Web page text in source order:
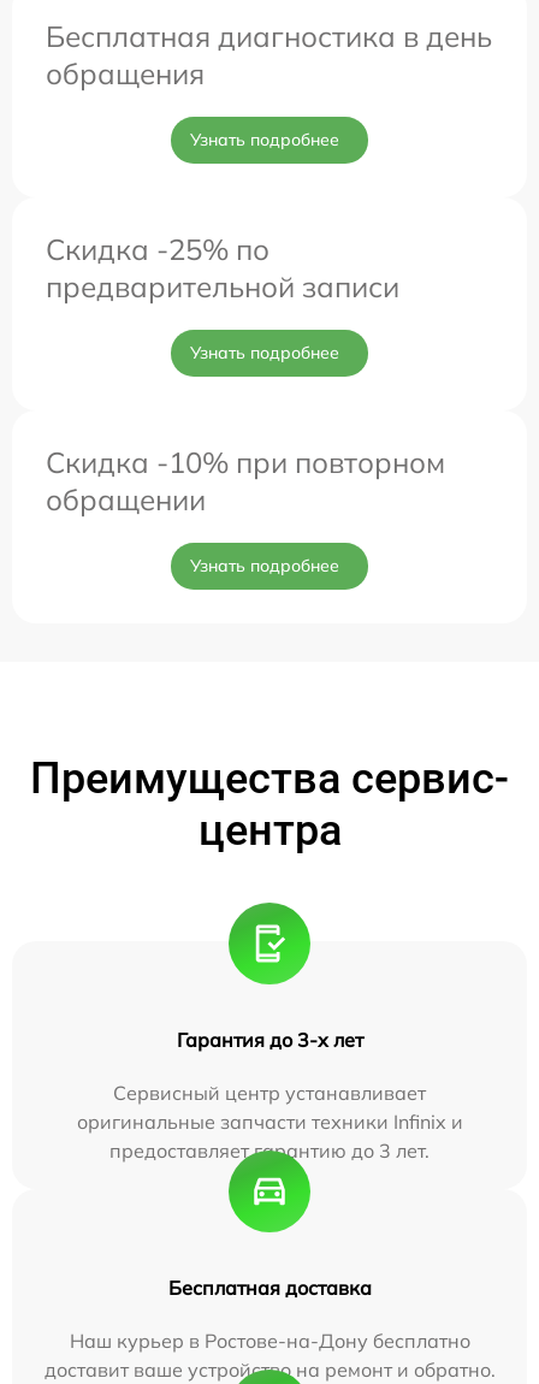
Бесплатная диагностика в день
обращения
Узнать подробнее
Скидка -25% по
предварительной записи
Узнать подробнее
Скидка -10% при повторном
обращении
Узнать подробнее
Преимущества сервис-
центра
Гарантия до 3-х лет
Сервисный центр устанавливает
оригинальные запчасти техники Infinix и
предоставляет гарантию до 3 лет.
Бесплатная доставка
Наш курьер в Ростове-на-Дону бесплатно
доставит ваше устройство на ремонт и обратно.